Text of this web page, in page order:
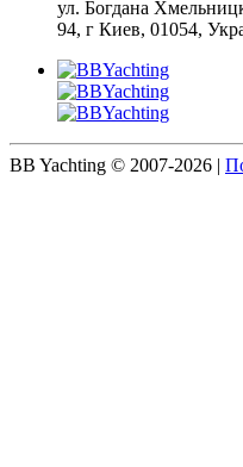
ул. Богдана
94, г Киев, 01054,
BB Yachting © 2007-2026 |